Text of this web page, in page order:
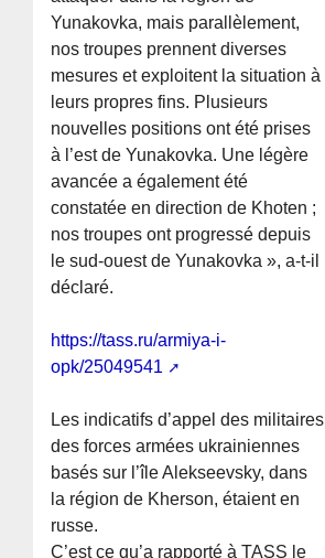
Yunakovka, mais parallèlement,
nos troupes prennent diverses
mesures et exploitent la situation à
leurs propres fins. Plusieurs
nouvelles positions ont été prises
à l’est de Yunakovka. Une légère
avancée a également été
constatée en direction de Khoten ;
nos troupes ont progressé depuis
le sud-ouest de Yunakovka », a-t-il
déclaré.
https://tass.ru/armiya-i-
opk/25049541
Les indicatifs d’appel des militaires
des forces armées ukrainiennes
basés sur l’île Alekseevsky, dans
la région de Kherson, étaient en
russe.
C’est ce qu’a rapporté à TASS le